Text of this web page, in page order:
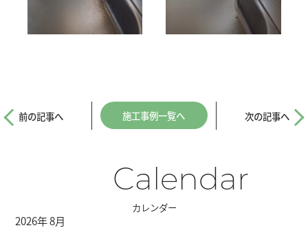
前の記事へ 施工事例一覧へ 次の記事へ
Calendar
カレンダー
2026年 8月